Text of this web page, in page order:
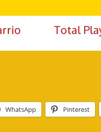
Total
WhatsApp Pinterest